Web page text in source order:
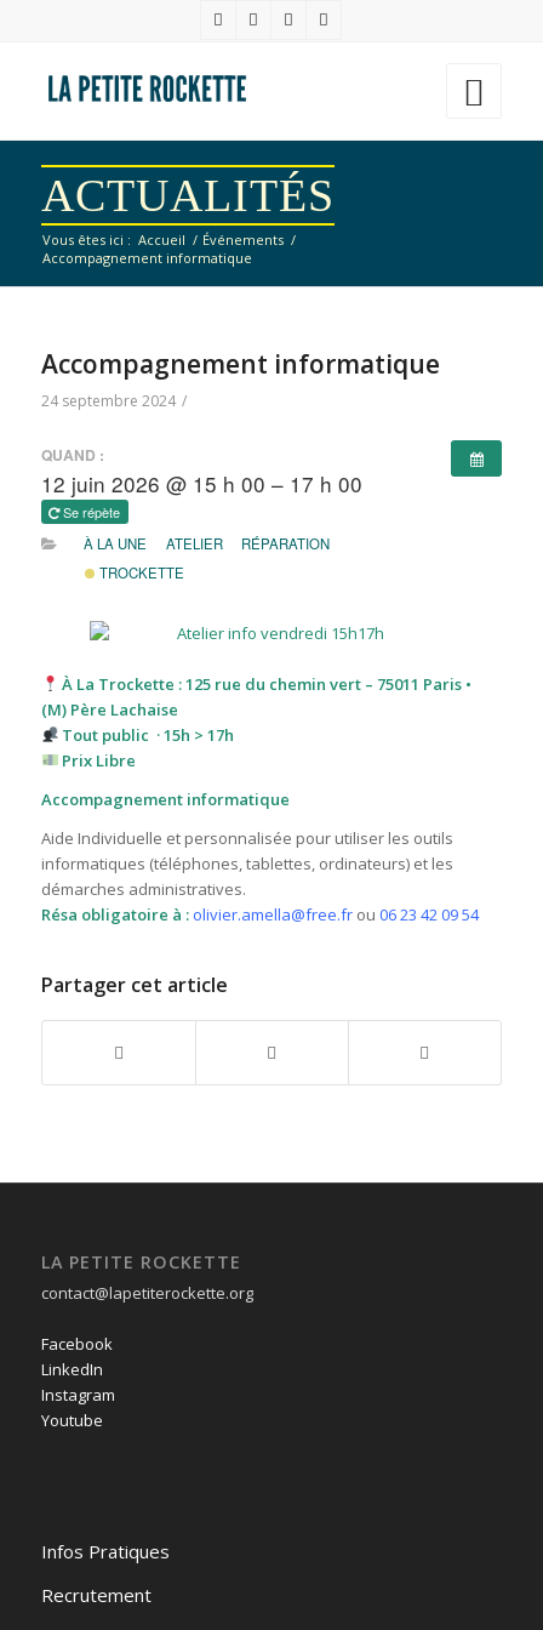
ACTUALITÉS
Vous êtes ici : Accueil / Événements /
Accompagnement informatique
Accompagnement informatique
24 septembre 2024 /
QUAND :
12 juin 2026 @ 15 h 00 – 17 h 00
Se répète
À LA UNE
ATELIER
RÉPARATION
TROCKETTE
À La Trockette : 125 rue du chemin vert – 75011 Paris •
(M) Père Lachaise
Tout public · 15h > 17h
Prix Libre
Accompagnement informatique
Aide Individuelle et personnalisée pour utiliser les outils
informatiques (téléphones, tablettes, ordinateurs) et les
démarches administratives.
Résa obligatoire à : olivier.amella@free.frou 06 23 42 09 54
Partager cet article
LA PETITE ROCKETTE
contact@lapetiterockette.org
Facebook
LinkedIn
Instagram
Youtube
Infos Pratiques
Recrutement